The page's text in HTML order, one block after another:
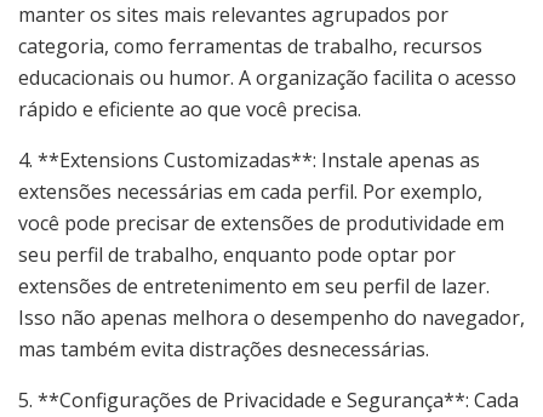
manter os sites mais relevantes agrupados por
categoria, como ferramentas de trabalho, recursos
educacionais ou humor. A organização facilita o acesso
rápido e eficiente ao que você precisa.
4. **Extensions Customizadas**: Instale apenas as
extensões necessárias em cada perfil. Por exemplo,
você pode precisar de extensões de produtividade em
seu perfil de trabalho, enquanto pode optar por
extensões de entretenimento em seu perfil de lazer.
Isso não apenas melhora o desempenho do navegador,
mas também evita distrações desnecessárias.
5. **Configurações de Privacidade e Segurança**: Cada